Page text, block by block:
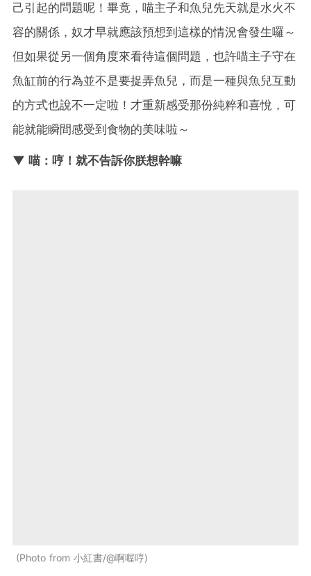
己引起的問題呢！畢竟，喵主子和魚兒先天就是水火不
容的關係，奴才早就應該預想到這樣的情況會發生囉～
但如果從另一個角度來看待這個問題，也許喵主子守在
魚缸前的行為並不是要捉弄魚兒，而是一種與魚兒互動
的方式也說不一定啦！才重新感受那份純粹和喜悅，可
能就能瞬間感受到食物的美味啦～
▼ 喵：哼！就不告訴你朕想幹嘛
Photo from 小紅書/@啊喔哼